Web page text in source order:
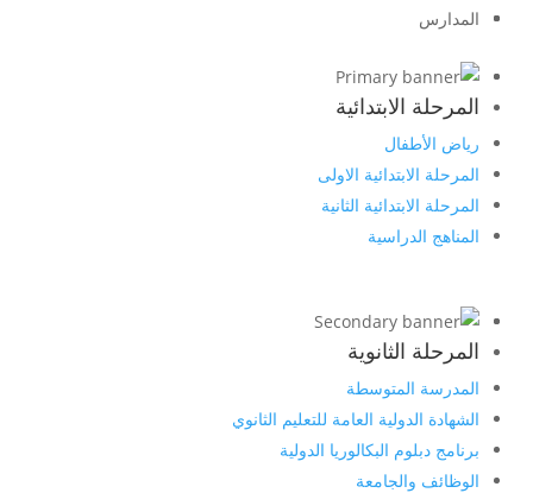
المدارس
المرحلة الابتدائية
رياض الأطفال
المرحلة الابتدائية الاولى
المرحلة الابتدائية الثانية
المناهج الدراسية
المرحلة الثانوية
المدرسة المتوسطة
الشهادة الدولية العامة للتعليم الثانوي
برنامج دبلوم البكالوريا الدولية
الوظائف والجامعة